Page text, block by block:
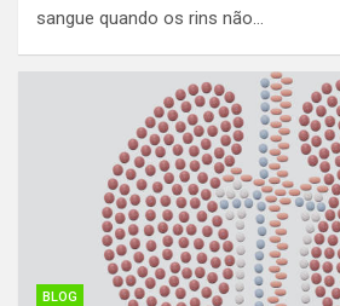
sangue quando os rins não…
BLOG